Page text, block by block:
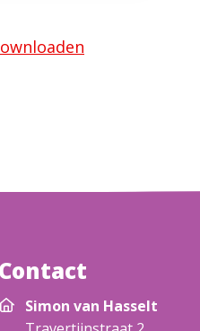
Contact
Simon van Hasselt